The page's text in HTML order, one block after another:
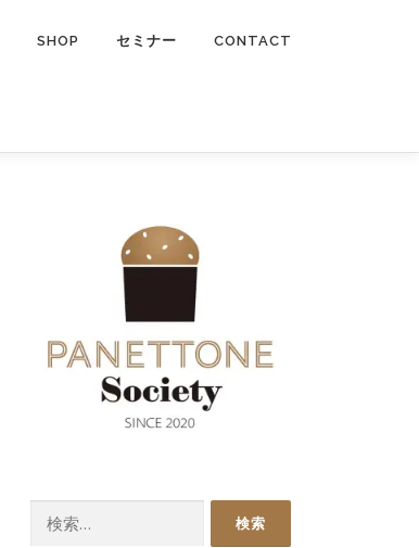
SHOP セミナー CONTACT